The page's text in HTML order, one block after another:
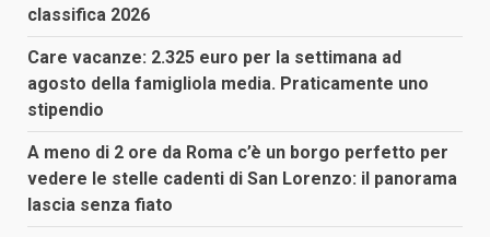
classifica 2026
Care vacanze: 2.325 euro per la settimana ad
agosto della famigliola media. Praticamente uno
stipendio
A meno di 2 ore da Roma c’è un borgo perfetto per
vedere le stelle cadenti di San Lorenzo: il panorama
lascia senza fiato